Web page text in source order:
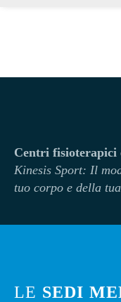
Centri fisioterapici
Kinesis Sport: Il
tuo corpo e della
LE SEDI